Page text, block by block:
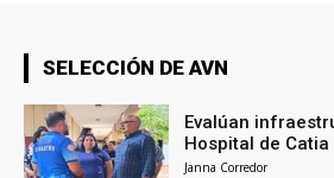
SELECCIÓN DE AVN
Evalúan
Hospital de Catia
Janna Corredor